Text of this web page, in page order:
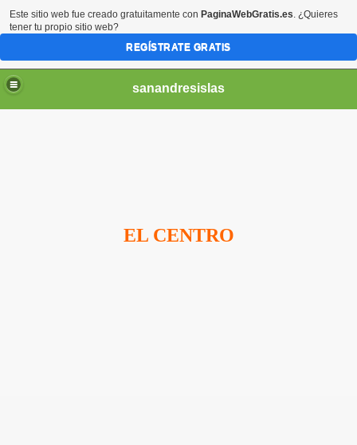
sanandresislas
EL CENTRO
Este sitio web fue creado gratuitamente con PaginaWebGratis.es. ¿Quieres
tener tu propio sitio web?
REGÍSTRATE GRATIS